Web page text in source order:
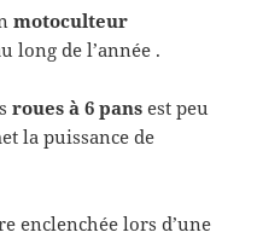
motoculteur
long de l’année .
roues à 6 pans est peu
la puissance de
enclenchée lors d’une